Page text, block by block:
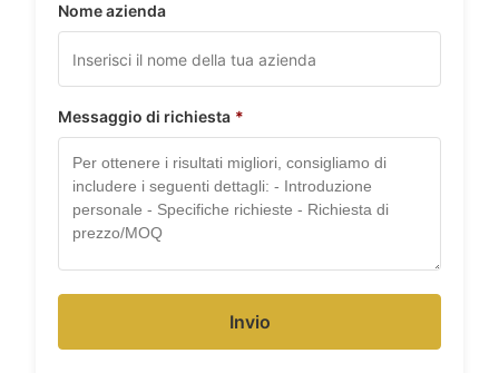
Nome azienda
Messaggio di richiesta *
Invio